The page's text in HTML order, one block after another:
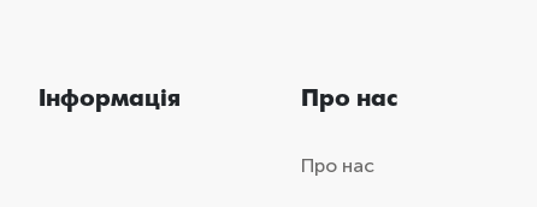
Інформація Про нас
Про нас